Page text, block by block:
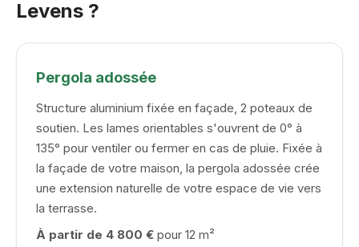
Levens ?
Pergola adossée
Structure aluminium fixée en façade, 2 poteaux de
soutien. Les lames orientables s'ouvrent de 0° à
135° pour ventiler ou fermer en cas de pluie. Fixée à
la façade de votre maison, la pergola adossée crée
une extension naturelle de votre espace de vie vers
la terrasse.
À partir de 4 800 € pour 12 m²